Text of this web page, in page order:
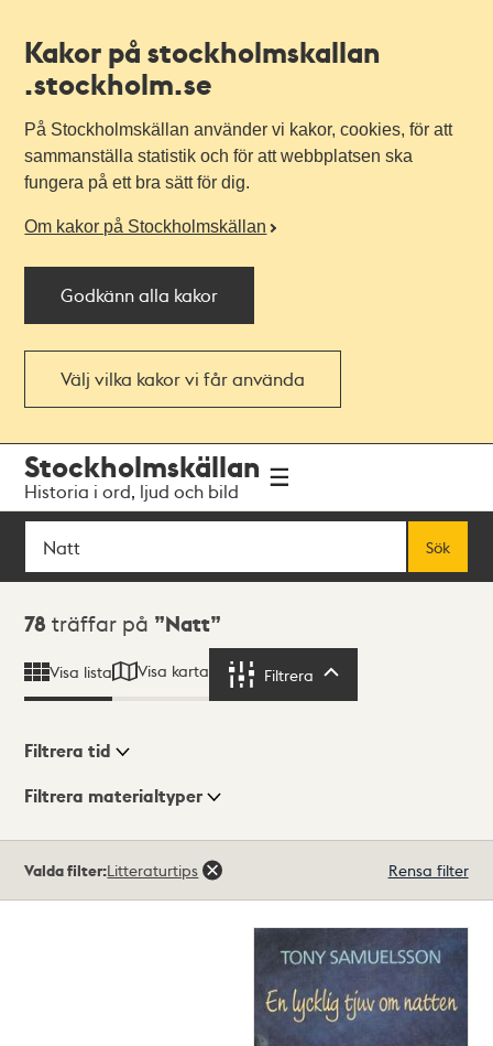
Kakor på stockholmskallan
.stockholm.se
På Stockholmskällan använder vi kakor, cookies, för att
sammanställa statistik och för att webbplatsen ska
fungera på ett bra sätt för dig.
Om kakor på Stockholmskällan
Godkänn alla kakor
Välj vilka kakor vi får använda
navigationen
huvudinnehållet
Stockholmskällan
Historia i ord, ljud och bild
Sök
Sök
Sökresultat
78 träffar på Natt
Visa lista Visa karta Filtrera
Visningsläge
Filtrera tid
Filtrera materialtyper
träffar
Valda filter:Litteraturtips Rensa filter